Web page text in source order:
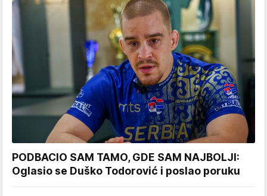
PODBACIO SAM TAMO, GDE SAM NAJBOLJI:
Oglasio se Duško Todorović i poslao poruku